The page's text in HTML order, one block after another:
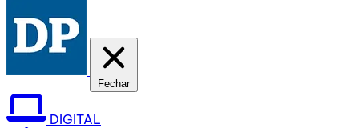
Fechar
DIGITAL